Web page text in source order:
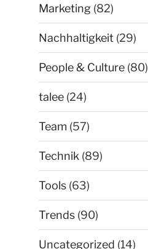
Marketing (82)
Nachhaltigkeit (29)
People & Culture (80)
talee (24)
Team (57)
Technik (89)
Tools (63)
Trends (90)
Uncategorized (14)